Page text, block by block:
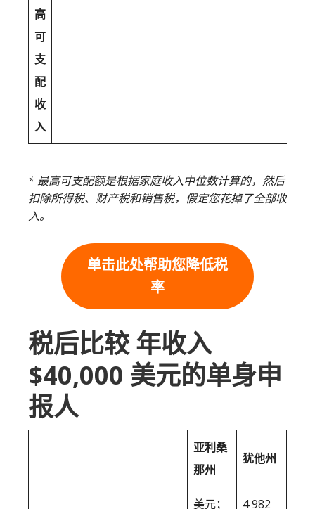
高
可
支
配
收
入
* 最高可支配额是根据家庭收入中位数计算的，然后
扣除所得税、财产税和销售税，假定您花掉了全部收
入。
单击此处帮助您降低税
率
税后比较 年收入
$40,000 美元的单身申
报人
亚利桑
那州
犹他州
美元；
4 982